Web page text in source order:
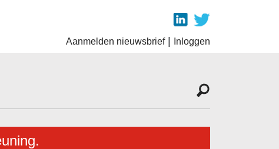
Aanmelden nieuwsbrief| Inloggen